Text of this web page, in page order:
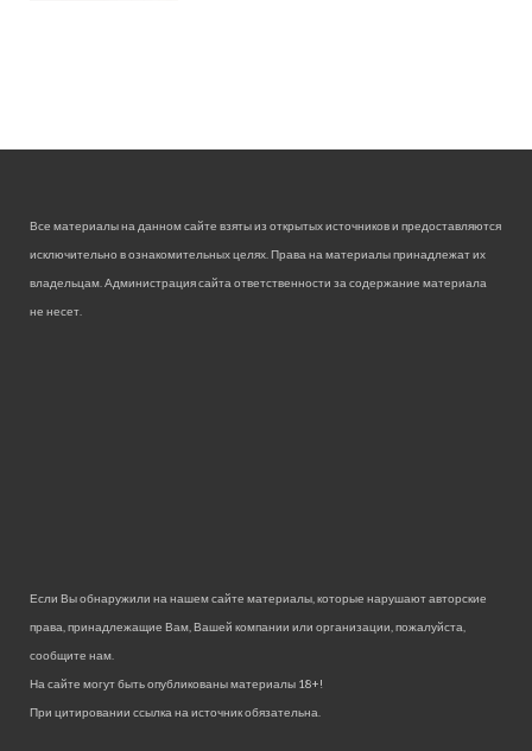
Все материалы на данном сайте взяты из открытых источников и предоставляются
исключительно в ознакомительных целях. Права на материалы принадлежат их
владельцам. Администрация сайта ответственности за содержание материала
не несет.
Если Вы обнаружили на нашем сайте материалы, которые нарушают авторские
права, принадлежащие Вам, Вашей компании или организации, пожалуйста,
сообщите нам.
На сайте могут быть опубликованы материалы 18+!
При цитировании ссылка на источник обязательна.